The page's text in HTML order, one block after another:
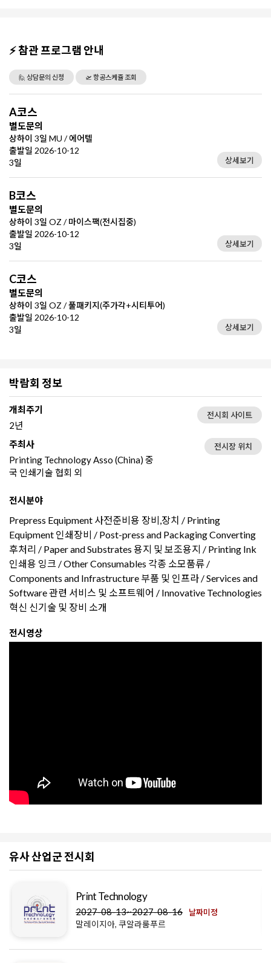
⚡ 참관 프로그램 안내
🙋 상담문의 신청 🛫 항공스케쥴 조회
A코스
별도문의
상하이 3일 MU / 에어텔
출발일 2026-10-12
3일
상세보기
B코스
별도문의
상하이 3일 OZ / 마이스팩(전시집중)
출발일 2026-10-12
3일
상세보기
C코스
별도문의
상하이 3일 OZ / 풀패키지(주가각+시티투어)
출발일 2026-10-12
3일
상세보기
박람회 정보
개최주기
2년
전시회 사이트
주최사
Printing Technology Asso (China) 중
국 인쇄기술 협회 외
전시장 위치
전시분야
Prepress Equipment 사전준비용 장비,장치 / Printing
Equipment 인쇄장비 / Post-press and Packaging Converting
후처리 / Paper and Substrates 용지 및 보조용지 / Printing Ink
인쇄용 잉크 / Other Consumables 각종 소모품류 /
Components and Infrastructure 부품 및 인프라 / Services and
Software 관련 서비스 및 소프트웨어 / Innovative Technologies
혁신 신기술 및 장비 소개
전시영상
유사 산업군 전시회
Print Technology
2027-08-13~2027-08-16 날짜미정
말레이지아, 쿠알라룸푸르